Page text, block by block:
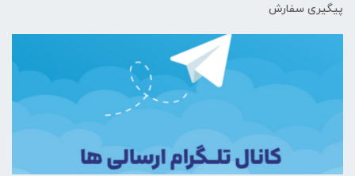
پیگیری سفارش